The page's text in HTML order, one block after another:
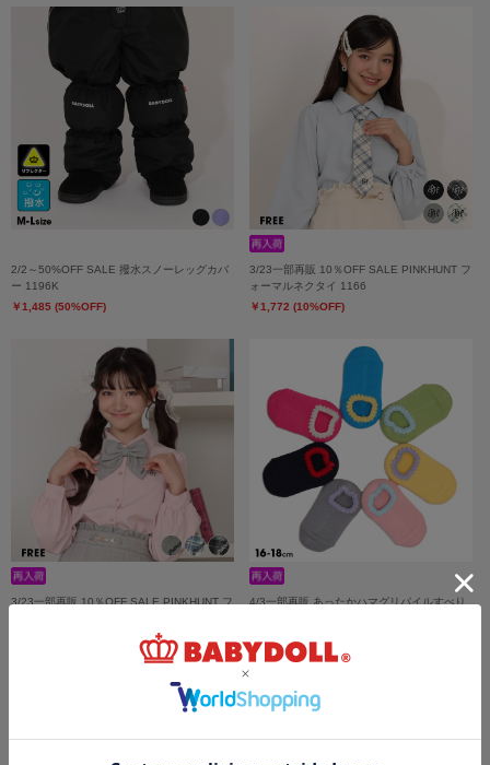
2/2～50%OFF SALE 撥水スノーレッグカバ
ー 1196K
￥1,485 (50%OFF)
3/23一部再販 10％OFF SALE PINKHUNT フ
ォーマルネクタイ 1166
￥1,772 (10%OFF)
3/23一部再販 10％OFF SALE PINKHUNT フ
4/3一部再販 あったかハマグリパイルすべり
￥1,100